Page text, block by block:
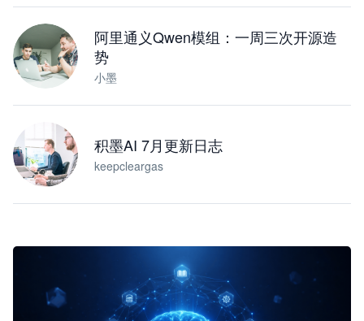
阿里通义Qwen模组：一周三次开源造
势
小墨
积墨AI 7月更新日志
keepcleargas